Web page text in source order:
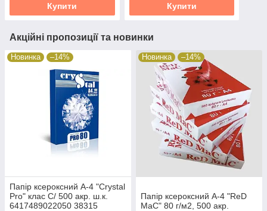
Купити Купити
Акційні пропозиції та новинки
Новинка –14%
Папір ксероксний А-4 "Crystal
Pro" клас С/ 500 акр. ш.к.
6417489022050 38315
Новинка –14%
Папір ксероксний А-4 "ReD
MaC" 80 г/м2, 500 акр.